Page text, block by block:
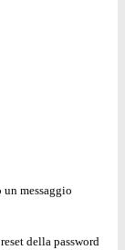
messaggio
della password